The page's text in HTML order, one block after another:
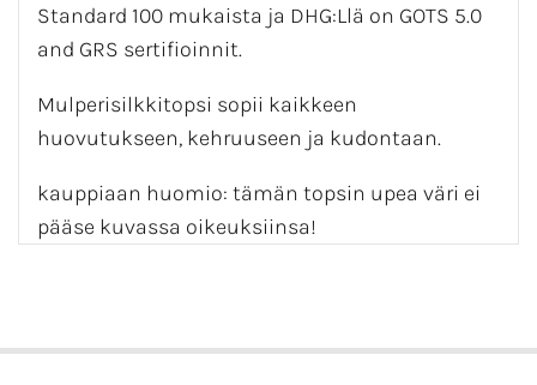
Standard 100 mukaista ja DHG:Llä on GOTS 5.0
and GRS sertifioinnit.
Mulperisilkkitopsi sopii kaikkeen
huovutukseen, kehruuseen ja kudontaan.
kauppiaan huomio: tämän topsin upea väri ei
pääse kuvassa oikeuksiinsa!